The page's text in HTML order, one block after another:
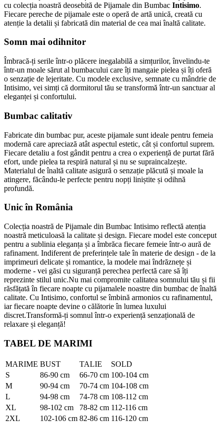
cu colecția noastră deosebită de Pijamale din Bumbac Intisimo.
Fiecare pereche de pijamale este o operă de artă unică, creată cu
atenție la detalii și fabricată din material de cea mai înaltă calitate.
Somn mai odihnitor
Îmbracă-ți serile într-o plăcere inegalabilă a simțurilor, învelindu-te
într-un moale sărut al bumbacului care îți mangaie pielea și îți oferă
o senzație de lejeritate. Cu modele exclusive, semnate cu mândrie de
Intisimo, vei simți că dormitorul tău se transformă într-un sanctuar al
eleganței și confortului.
Bumbac calitativ
Fabricate din bumbac pur, aceste pijamale sunt ideale pentru femeia
modernă care apreciază atât aspectul estetic, cât și confortul suprem.
Fiecare detaliu a fost gândit pentru a crea o experiență de purtat fără
efort, unde pielea ta respiră natural și nu se supraincalzește.
Materialul de înaltă calitate asigură o senzație plăcută și moale la
atingere, făcându-le perfecte pentru nopți liniștite și odihnă
profundă.
Unic în România
Colecția noastră de Pijamale din Bumbac Intisimo reflectă atenția
noastră meticuloasă la calitate și design. Fiecare model este conceput
pentru a sublinia eleganța și a îmbrăca fiecare femeie într-o aură de
rafinament. Indiferent de preferințele tale în materie de design - de la
imprimeuri delicate și romantice, la modele mai îndrăznețe și
moderne - vei găsi cu siguranță perechea perfectă care să îți
reprezinte stilul unic.Nu mai compromite calitatea somnului tău și fii
răsfățată în fiecare noapte cu pijamalele noastre din bumbac de înaltă
calitate. Cu Intisimo, confortul se îmbină armonios cu rafinamentul,
iar fiecare noapte devine o călătorie în lumea luxului
discret.Transformă-ți somnul într-o experiență senzațională de
relaxare și eleganță!
TABEL DE MARIMI
MARIME BUST TALIE
SOLD
S
86-90 cm 66-70 cm 100-104 cm
M
90-94 cm 70-74 cm 104-108 cm
L
94-98 cm 74-78 cm 108-112 cm
XL
98-102 cm 78-82 cm 112-116 cm
2XL
102-106 cm 82-86 cm 116-120 cm